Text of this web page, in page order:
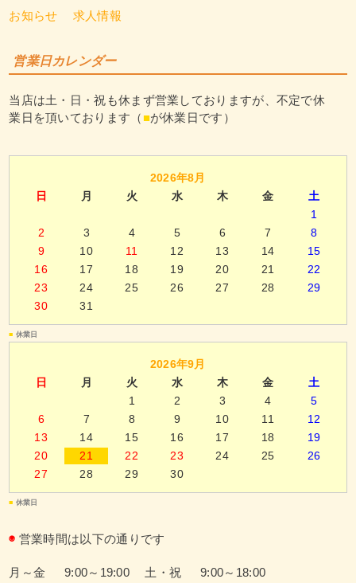
お知らせ 求人情報
営業日カレンダー
当店は土・日・祝も休まず営業しておりますが、不定で休
業日を頂いております（ ■が休業日です）
2026年8月
日
月 火 水 木 金
土
1
2
3 4 5 6 7
8
9
10 11 12 13 14
15
16
17 18 19 20 21
22
23
24 25 26 27 28
29
30
31
■ 休業日
2026年9月
日
月 火 水 木 金
土
1
2 3 4
5
6
7 8 9 10 11
12
13
14 15 16 17 18
19
20
21 22 23 24 25
26
27
28 29 30
■ 休業日
◉ 営業時間は以下の通りです
月～金 9:00～19:00
土・祝 9:00～18:00